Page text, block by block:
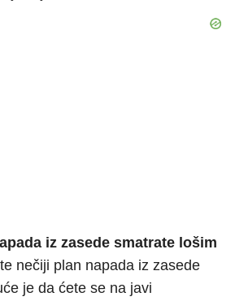
iz zasede smatrate lošim
nečiji plan napada iz zasede
je da ćete se na javi